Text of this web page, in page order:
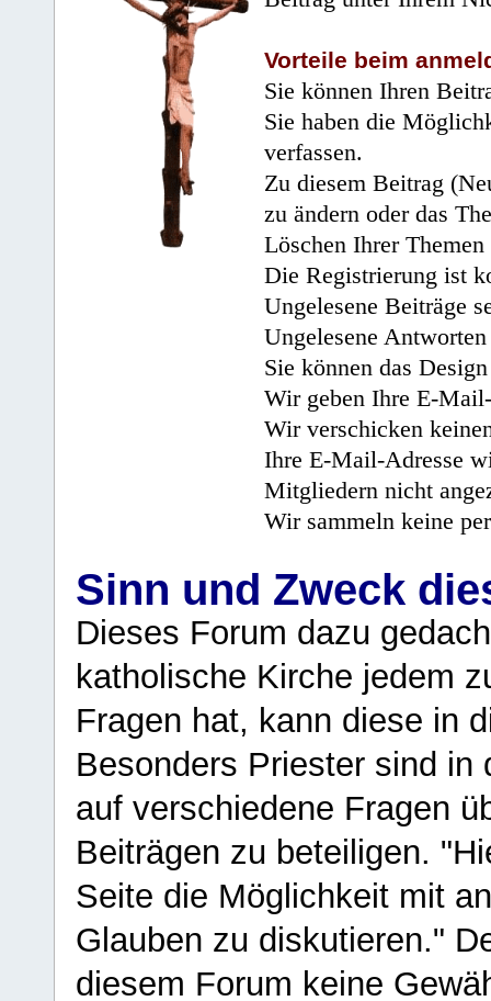
Vorteile beim
Sie können Ihren
Sie haben die
verfassen.
Zu diesem Beitrag
zu ändern oder das
Löschen Ihrer
Die Registrierung ist
Ungelesene Beiträge
Ungelesene
Sie können das
Wir geben Ihre E-
Wir verschicken
Ihre E-Mail-Adresse
Mitgliedern nicht
Wir sammeln keine
Sinn und Zweck
Dieses Forum dazu
katholische Kirche jedem
Fragen hat, kann diese in
Besonders Priester sind in
auf verschiedene Fragen
Beiträgen zu beteiligen.
Seite die Möglichkeit mit
Glauben zu diskutieren."
diesem Forum keine